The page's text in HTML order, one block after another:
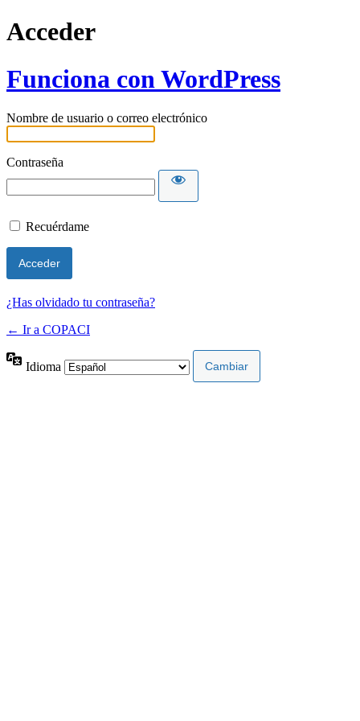
Acceder
Funciona con WordPress
Nombre de usuario o correo electrónico
Contraseña
Recuérdame
¿Has olvidado tu contraseña?
← Ir a COPACI
Idioma